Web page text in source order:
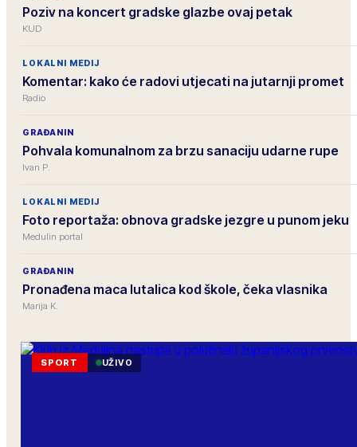
Poziv na koncert gradske glazbe ovaj petak
KUD
LOKALNI MEDIJ
Komentar: kako će radovi utjecati na jutarnji promet
Radio
GRAĐANIN
Pohvala komunalnom za brzu sanaciju udarne rupe
Ivan P.
LOKALNI MEDIJ
Foto reportaža: obnova gradske jezgre u punom jeku
Medulin portal
GRAĐANIN
Pronađena maca lutalica kod škole, čeka vlasnika
Marija K.
SPORT UŽIVO